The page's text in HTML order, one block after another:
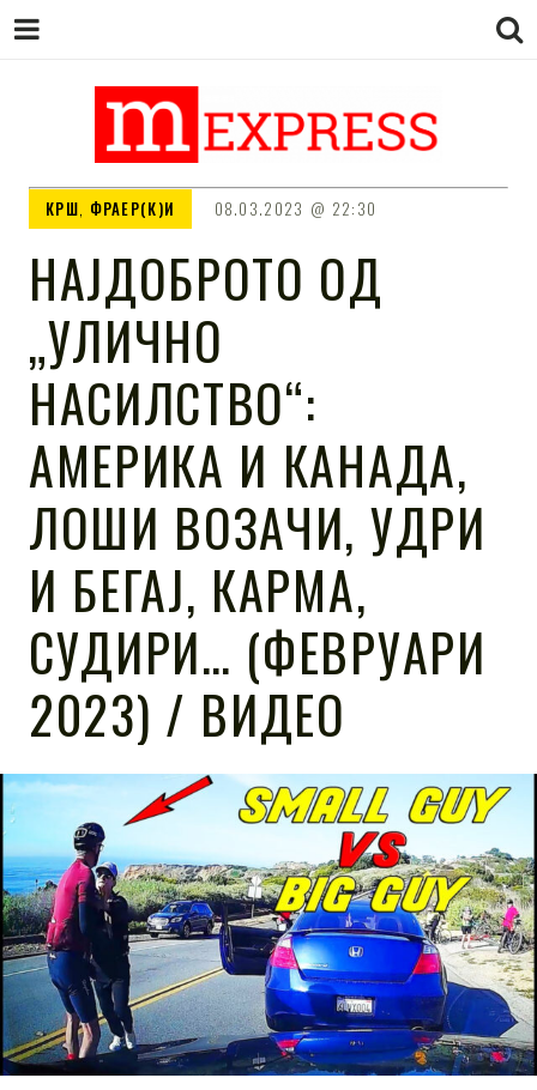
M EXPRESS
КРШ, ФРАЕР(К)И 08.03.2023 22:30
НАЈДОБРОТО ОД
„УЛИЧНО
НАСИЛСТВО“:
АМЕРИКА И КАНАДА,
ЛОШИ ВОЗАЧИ, УДРИ
И БЕГАЈ, КАРМА,
СУДИРИ… (ФЕВРУАРИ
2023) / ВИДЕО